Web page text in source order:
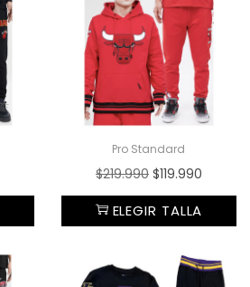
Pro Standard
$219.990 $119.990
ELEGIR TALLA